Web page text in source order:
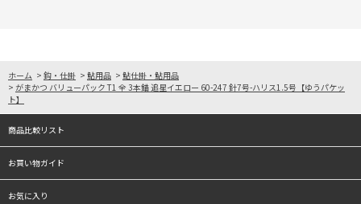
ホーム > 鈎・仕掛 > 鮎用品 > 鮎仕掛・鮎用品
> がまかつ バリューパック T1 全 3本錨 追星イエロー 60-247 針7号-ハリス1.5号【ゆうパケッ
ト】
商品比較リスト
お買い物ガイド
お気に入り